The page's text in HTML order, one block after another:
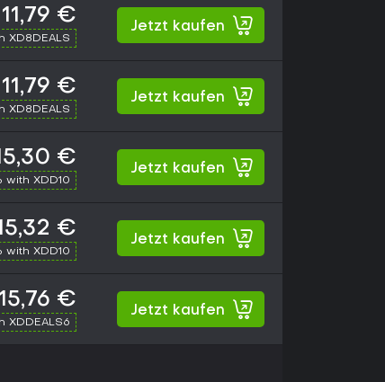
11,79 €
XD8DEALS
Jetzt kaufen
11,79 €
XD8DEALS
Jetzt kaufen
€
with XDD10
Jetzt kaufen
€
with XDD10
Jetzt kaufen
15,76 €
XDDEALS6
Jetzt kaufen